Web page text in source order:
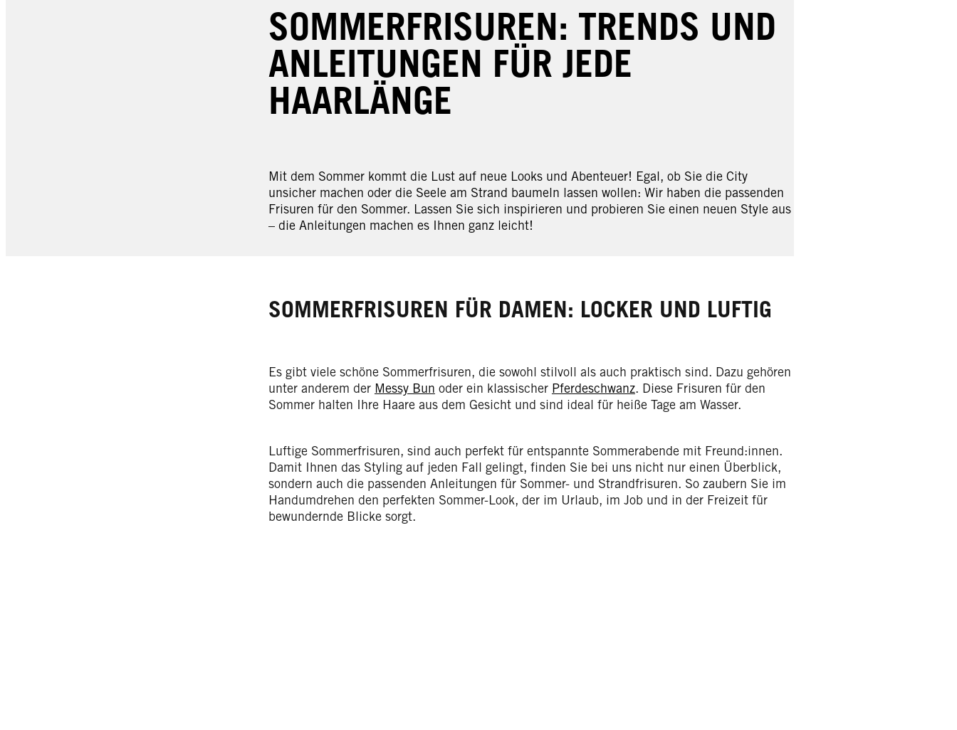
SOMMERFRISUREN: TRENDS UND
ANLEITUNGEN FÜR JEDE
HAARLÄNGE
Mit dem Sommer kommt die Lust auf neue Looks und Abenteuer! Egal, ob Sie die City
unsicher machen oder die Seele am Strand baumeln lassen wollen: Wir haben die passenden
Frisuren für den Sommer. Lassen Sie sich inspirieren und probieren Sie einen neuen Style aus
– die Anleitungen machen es Ihnen ganz leicht!
SOMMERFRISUREN FÜR DAMEN: LOCKER UND LUFTIG
Es gibt viele schöne Sommerfrisuren, die sowohl stilvoll als auch praktisch sind. Dazu gehören
unter anderem der Messy Bun oder ein klassischer Pferdeschwanz. Diese Frisuren für den
Sommer halten Ihre Haare aus dem Gesicht und sind ideal für heiße Tage am Wasser.
Luftige Sommerfrisuren, sind auch perfekt für entspannte Sommerabende mit Freund:innen.
Damit Ihnen das Styling auf jeden Fall gelingt, finden Sie bei uns nicht nur einen Überblick,
sondern auch die passenden Anleitungen für Sommer- und Strandfrisuren. So zaubern Sie im
Handumdrehen den perfekten Sommer-Look, der im Urlaub, im Job und in der Freizeit für
bewundernde Blicke sorgt.